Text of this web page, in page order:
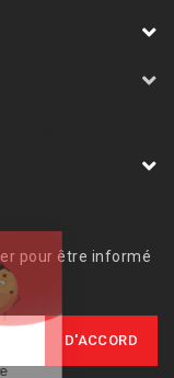
pour être informé